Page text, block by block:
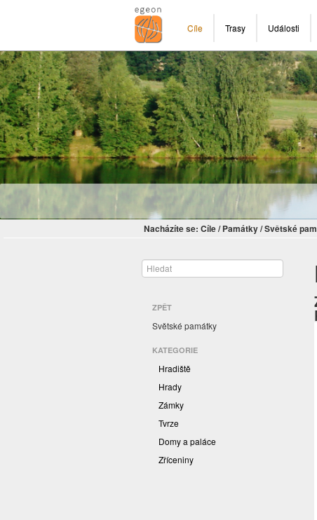
Cíle Trasy Události
Nacházíte se: Cíle/ Památky/Světské
ZPĚT
Světské památky
KATEGORIE
Hradiště
Hrady
Zámky
Tvrze
Domy a paláce
Zříceniny